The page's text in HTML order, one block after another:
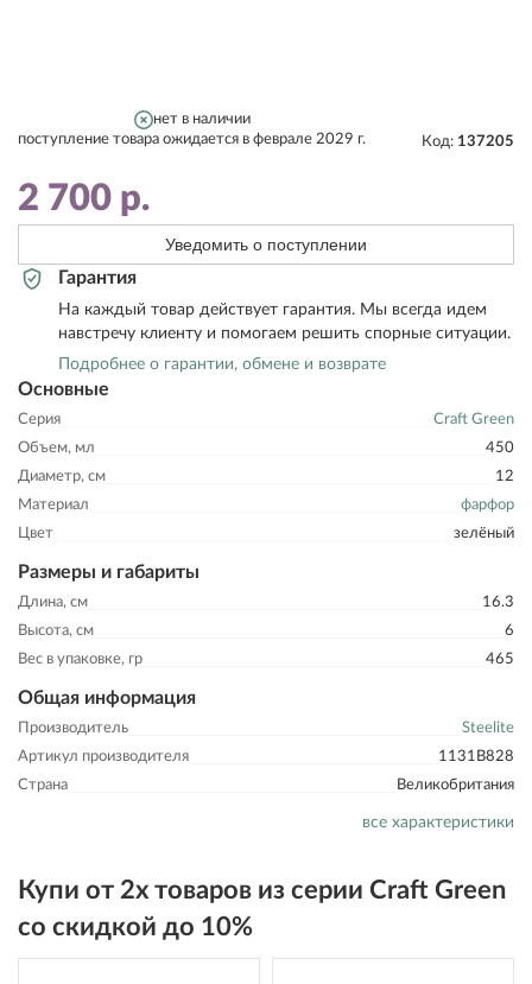
Основные
Серия
Craft Green
Объем, мл
450
Диаметр, см
12
Материал
фарфор
Цвет
зелёный
Размеры и габариты
Длина, см
16.3
Высота, см
6
Вес в упаковке, гр
465
Общая информация
Производитель
Steelite
Артикул производителя
1131B828
Страна
Великобритания
все характеристики
нет в наличии
поступление товара ожидается в феврале 2029 г.
Код: 137205
2 700 р.
Уведомить о поступлении
Гарантия
На каждый товар действует гарантия. Мы всегда идем
навстречу клиенту и помогаем решить спорные ситуации.
Подробнее о гарантии, обмене и возврате
Купи от 2х товаров из серии Craft Green
со скидкой до 10%